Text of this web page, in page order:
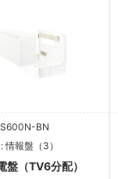
BN
情報盤（3）
盤（TV6分配）